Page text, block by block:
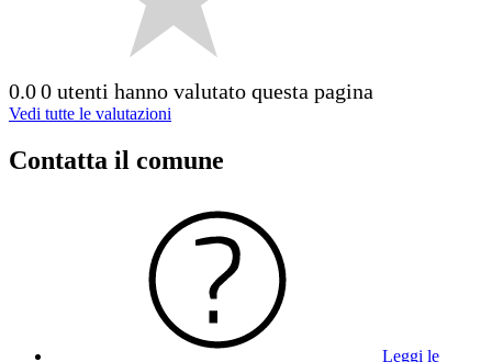
0.00 utenti hanno valutato questa pagina
Vedi tutte le valutazioni
Contatta il comune
Leggi le